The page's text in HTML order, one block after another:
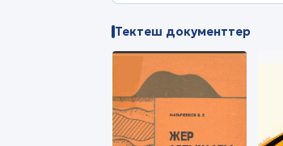
Тектеш документтер